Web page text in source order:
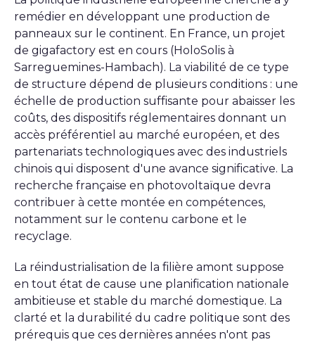
remédier en développant une production de
panneaux sur le continent. En France, un projet
de gigafactory est en cours (HoloSolis à
Sarreguemines-Hambach). La viabilité de ce type
de structure dépend de plusieurs conditions : une
échelle de production suffisante pour abaisser les
coûts, des dispositifs réglementaires donnant un
accès préférentiel au marché européen, et des
partenariats technologiques avec des industriels
chinois qui disposent d'une avance significative. La
recherche française en photovoltaïque devra
contribuer à cette montée en compétences,
notamment sur le contenu carbone et le
recyclage.
La réindustrialisation de la filière amont suppose
en tout état de cause une planification nationale
ambitieuse et stable du marché domestique. La
clarté et la durabilité du cadre politique sont des
prérequis que ces dernières années n'ont pas